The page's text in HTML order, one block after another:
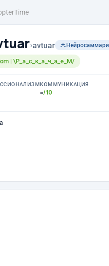
›avtuar Нейросаммари
| \Р_а_с_к_а_ч_а_е_М/
КОММУНИКАЦИЯ
-/10